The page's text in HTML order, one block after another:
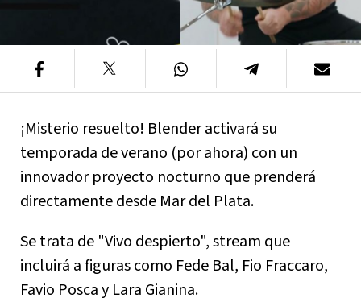
¡Misterio resuelto! Blender activará su
temporada de verano (por ahora) con un
innovador proyecto nocturno que prenderá
directamente desde Mar del Plata.
Se trata de "Vivo despierto", stream que
incluirá a figuras como Fede Bal, Fio Fraccaro,
Favio Posca y Lara Gianina.